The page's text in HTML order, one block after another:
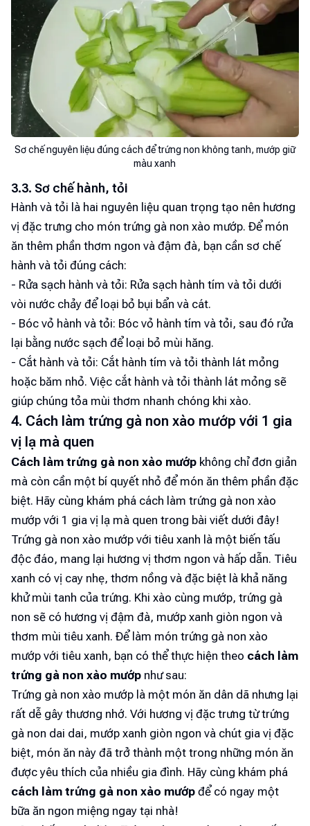
Sơ chế nguyên liệu đúng cách để trứng non không tanh, mướp giữ
màu xanh
3.3. Sơ chế hành, tỏi
Hành và tỏi là hai nguyên liệu quan trọng tạo nên hương
vị đặc trưng cho món trứng gà non xào mướp. Để món
ăn thêm phần thơm ngon và đậm đà, bạn cần sơ chế
hành và tỏi đúng cách:
- Rửa sạch hành và tỏi: Rửa sạch hành tím và tỏi dưới
vòi nước chảy để loại bỏ bụi bẩn và cát.
- Bóc vỏ hành và tỏi: Bóc vỏ hành tím và tỏi, sau đó rửa
lại bằng nước sạch để loại bỏ mùi hăng.
- Cắt hành và tỏi: Cắt hành tím và tỏi thành lát mỏng
hoặc băm nhỏ. Việc cắt hành và tỏi thành lát mỏng sẽ
giúp chúng tỏa mùi thơm nhanh chóng khi xào.
4. Cách làm trứng gà non xào mướp với 1 gia
vị lạ mà quen
Cách làm trứng gà non xào mướp không chỉ đơn giản
mà còn cần một bí quyết nhỏ để món ăn thêm phần đặc
biệt. Hãy cùng khám phá cách làm trứng gà non xào
mướp với 1 gia vị lạ mà quen trong bài viết dưới đây!
Trứng gà non xào mướp với tiêu xanh là một biến tấu
độc đáo, mang lại hương vị thơm ngon và hấp dẫn. Tiêu
xanh có vị cay nhẹ, thơm nồng và đặc biệt là khả năng
khử mùi tanh của trứng. Khi xào cùng mướp, trứng gà
non sẽ có hương vị đậm đà, mướp xanh giòn ngon và
thơm mùi tiêu xanh. Để làm món trứng gà non xào
mướp với tiêu xanh, bạn có thể thực hiện theo cách làm
trứng gà non xào mướp như sau:
Trứng gà non xào mướp là một món ăn dân dã nhưng lại
rất dễ gây thương nhớ. Với hương vị đặc trưng từ trứng
gà non dai dai, mướp xanh giòn ngon và chút gia vị đặc
biệt, món ăn này đã trở thành một trong những món ăn
được yêu thích của nhiều gia đình. Hãy cùng khám phá
cách làm trứng gà non xào mướp để có ngay một
bữa ăn ngon miệng ngay tại nhà!